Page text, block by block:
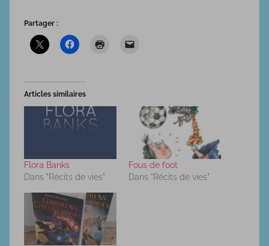
Partager :
Articles similaires
Flora Banks
Dans "Récits de vies"
Fous de foot
Dans "Récits de vies"